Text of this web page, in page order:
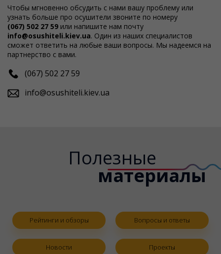
Чтобы мгновенно обсудить с нами вашу проблему или
узнать больше про осушители звоните по номеру
(067) 502 27 59 или напишите нам почту
info@osushiteli.kiev.ua. Один из наших специалистов
сможет ответить на любые ваши вопросы. Мы надеемся на
партнерство с вами.
(067) 502 27 59
info@osushiteli.kiev.ua
Полезные
материалы
Рейтинги и обзоры Вопросы и ответы
Новости Проекты